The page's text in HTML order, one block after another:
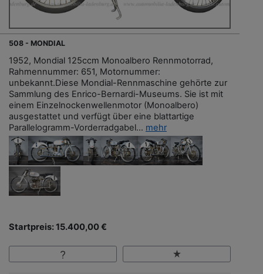
508 - MONDIAL
1952, Mondial 125ccm Monoalbero Rennmotorrad,
Rahmennummer: 651, Motornummer:
unbekannt.Diese Mondial-Rennmaschine gehörte zur
Sammlung des Enrico-Bernardi-Museums. Sie ist mit
einem Einzelnockenwellenmotor (Monoalbero)
ausgestattet und verfügt über eine blattartige
Parallelogramm-Vorderradgabel... mehr
Startpreis: 15.400,00 €